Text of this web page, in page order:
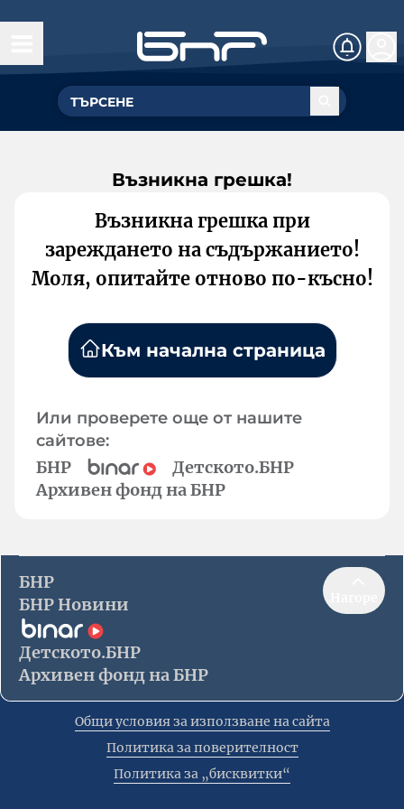
Възникна грешка!
Възникна грешка при
зареждането на съдържанието!
Моля, опитайте отново по-късно!
Към начална страница
Или проверете още от нашите
сайтове:
БНР
Детското.БНР
Архивен фонд на БНР
БНР
БНР Новини
Детското.БНР
Архивен фонд на БНР
Общи условия за използване на сайта
Политика за поверителност
Политика за „бисквитки“